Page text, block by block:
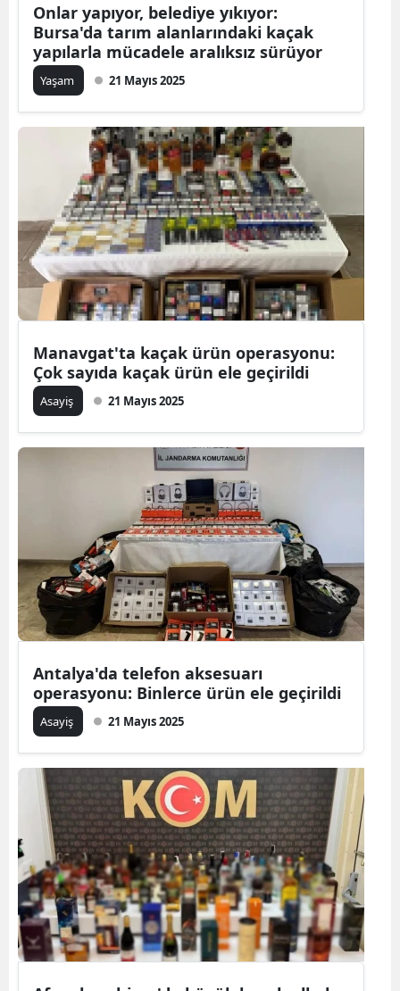
Onlar yapıyor, belediye yıkıyor:
Bursa'da tarım alanlarındaki kaçak
yapılarla mücadele aralıksız sürüyor
Yaşam 21 Mayıs 2025
Manavgat'ta kaçak ürün operasyonu:
Çok sayıda kaçak ürün ele geçirildi
Asayiş 21 Mayıs 2025
Antalya'da telefon aksesuarı
operasyonu: Binlerce ürün ele geçirildi
Asayiş 21 Mayıs 2025